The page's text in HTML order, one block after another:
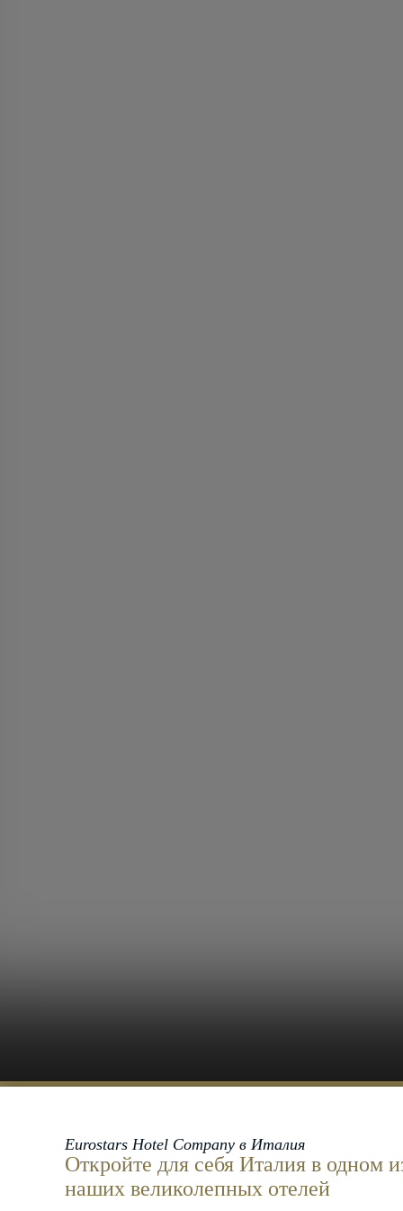
Eurostars Hotel Company в Италия
Откройте для себя Италия в одном
наших великолепных отелей